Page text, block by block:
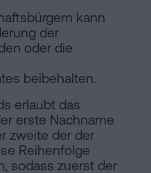
kann
der
oder die
beibehalten.
erlaubt das
erste Nachname
zweite der der
Reihenfolge
sodass zuerst der